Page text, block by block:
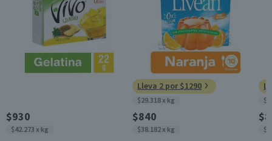
$930
$42.273 x kg
Lleva 2 por $1290
$29.318 x kg
$840
$38.182 x kg